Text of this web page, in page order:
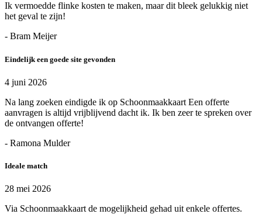
Ik vermoedde flinke kosten te maken, maar dit bleek gelukkig niet
het geval te zijn!
- Bram Meijer
Eindelijk een goede site gevonden
4 juni 2026
Na lang zoeken eindigde ik op Schoonmaakkaart Een offerte
aanvragen is altijd vrijblijvend dacht ik. Ik ben zeer te spreken over
de ontvangen offerte!
- Ramona Mulder
Ideale match
28 mei 2026
Via Schoonmaakkaart de mogelijkheid gehad uit enkele offertes.